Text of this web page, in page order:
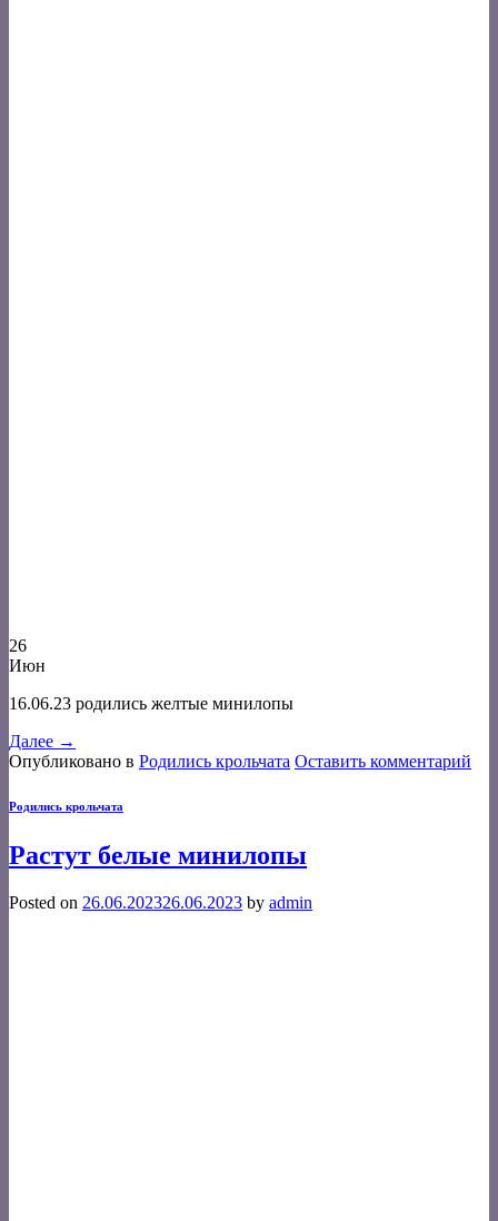
26
Июн
16.06.23 родились желтые минилопы
Далее →
Опубликовано в Родились крольчата Оставить комментарий
Родились крольчата
Растут белые минилопы
Posted on 26.06.202326.06.2023 by admin